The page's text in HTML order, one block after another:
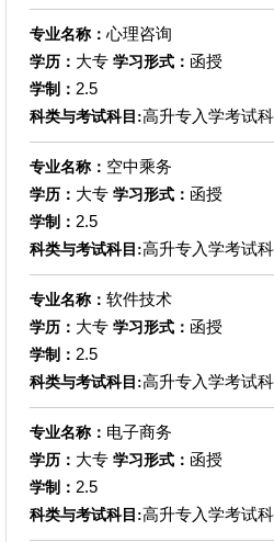
专业名称： 心理咨询
学历： 大专 学习形式： 函授
学制： 2.5
科类与考试科目:高升专入学考试
专业名称： 空中乘务
学历： 大专 学习形式： 函授
学制： 2.5
科类与考试科目:高升专入学考试
专业名称： 软件技术
学历： 大专 学习形式： 函授
学制： 2.5
科类与考试科目:高升专入学考试
专业名称： 电子商务
学历： 大专 学习形式： 函授
学制： 2.5
科类与考试科目:高升专入学考试